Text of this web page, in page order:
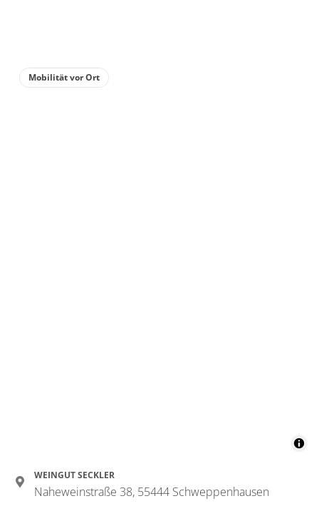
Mobilität vor Ort
WEINGUT SECKLER
Naheweinstraße 38, 55444 Schweppenhausen